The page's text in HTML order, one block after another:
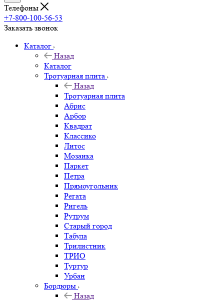
Телефоны
+7-800-100-56-53
Заказать звонок
Каталог
Назад
Каталог
Тротуарная плита
Назад
Тротуарная плита
Абрис
Арбор
Квадрат
Классико
Литос
Мозаика
Паркет
Петра
Прямоугольник
Регата
Ригель
Рутрум
Старый город
Табула
Трилистник
ТРИО
Туртур
Урбан
Бордюры
Назад